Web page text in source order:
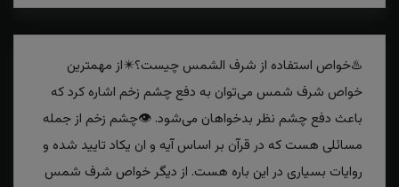
♨️خواص استفاده از شرف الشمس چیست؟✴️از مهمترین
خواص شرف شمس می‌توان به دفع چشم زخم اشاره کرد که
باعث دفع چشم نظر بدخواهان می‌شود. 👁چشم زخم از جمله
مسائلی هست که در قرآن بر اساس آیه و ان یکاد تایید شده و
روایات بسیاری در این باره هست. از دیگر خواص شرف شمس